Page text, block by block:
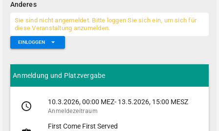
Anderes
Sie sind nicht angemeldet. Bitte loggen Sie sich ein, um sich für
diese Veranstaltung anzumelden.
EINLOGGEN
Anmeldung und Platzvergabe
10.3.2026, 00:00 MEZ- 13.5.2026, 15:00 MESZ
Anmeldezeitraum
First Come First Served